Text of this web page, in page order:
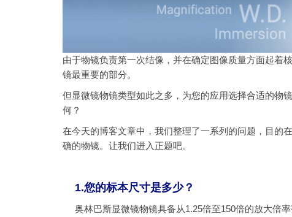
由于物镜负责第一次结像，并在确定图像质量方面起着
镜最重要的部分。
但显微镜物镜类型如此之多，为您的应用选择合适的物
何？
在今天的博客文章中，我们整理了一系列的问题，目的
确的物镜。让我们进入正题吧。
1.您的标本尺寸是多少？
奥林巴斯显微镜物镜具备从1.25倍至150倍的放大倍